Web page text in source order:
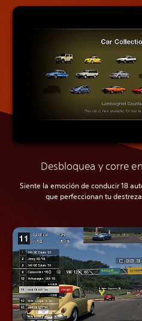
Desbloquea y corre
Siente la emoción de conducir 18
que perfeccionan tu